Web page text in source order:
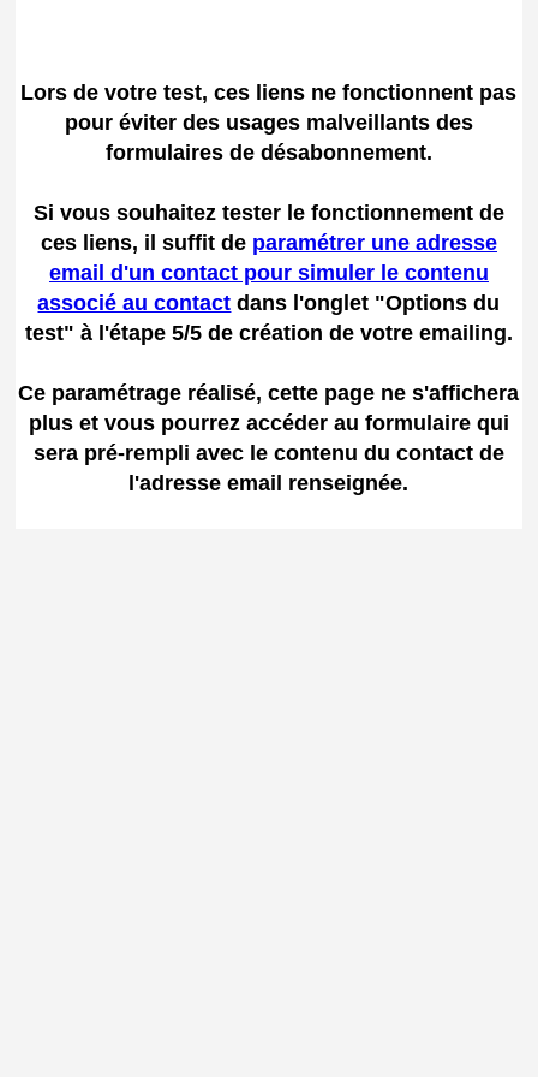
Lors de votre test, ces liens ne fonctionnent pas
pour éviter des usages malveillants des
formulaires de désabonnement.
Si vous souhaitez tester le fonctionnement de
ces liens, il suffit de paramétrer une adresse
email d'un contact pour simuler le contenu
associé au contact dans l'onglet "Options du
test" à l'étape 5/5 de création de votre emailing.
Ce paramétrage réalisé, cette page ne s'affichera
plus et vous pourrez accéder au formulaire qui
sera pré-rempli avec le contenu du contact de
l'adresse email renseignée.